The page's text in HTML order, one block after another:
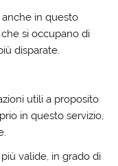
anche in questo
si occupano di
disparate.
utili a proposito
in questo servizio,
valide, in grado di